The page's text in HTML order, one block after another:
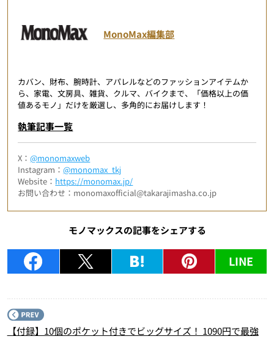
MonoMax編集部
カバン、財布、腕時計、アパレルなどのファッションアイテムか
ら、家電、文房具、雑貨、クルマ、バイクまで、「価格以上の価
値あるモノ」だけを厳選し、多角的にお届けします！
執筆記事一覧
X：@monomaxweb
Instagram：@monomax_tkj
Website： https://monomax.jp/
お問い合わせ：monomaxofficial@takarajimasha.co.jp
モノマックスの記事をシェアする
LINE
【付録】10個のポケット付きでビッグサイズ！ 1090円で最強